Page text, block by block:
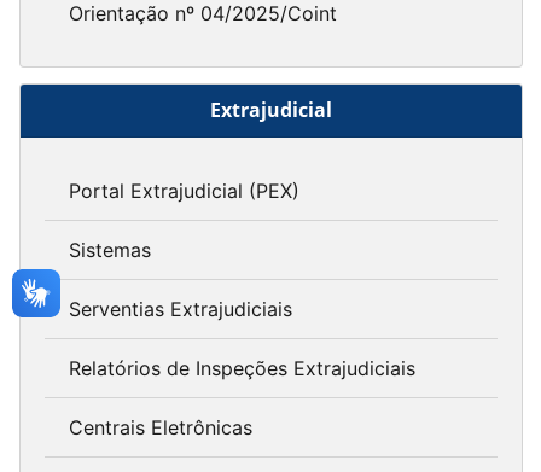
Orientação nº 04/2025/Coint
Extrajudicial
Portal Extrajudicial (PEX)
Sistemas
Serventias Extrajudiciais
Relatórios de Inspeções Extrajudiciais
Centrais Eletrônicas